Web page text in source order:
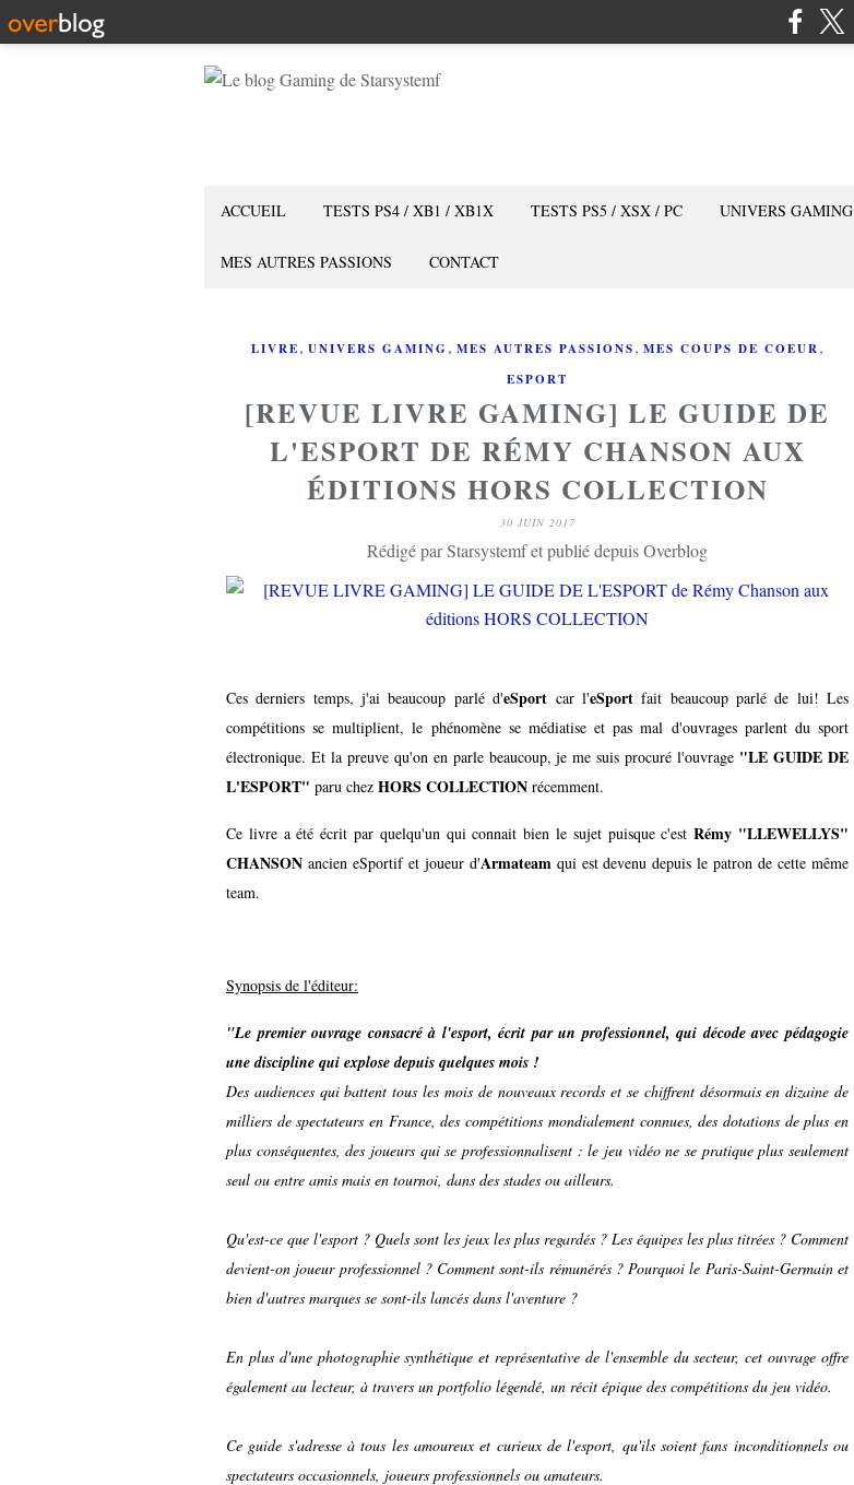
ACCUEIL TESTS PS4 / XB1 / XB1X TESTS PS5 / XSX / PC UNIVERS GAMING
MES AUTRES PASSIONS CONTACT
LIVRE, UNIVERS GAMING , MES AUTRES PASSIONS, MES COUPS DE COEUR,
ESPORT
[REVUE LIVRE GAMING] LE GUIDE DE
L'ESPORT DE RÉMY CHANSON AUX
ÉDITIONS HORS COLLECTION
30 JUIN 2017
Rédigé par Starsystemf et publié depuis Overblog
Ces derniers temps, j'ai beaucoup parlé d'eSport car l'eSportfait beaucoup parlé de lui! Les
compétitions se multiplient, le phénomène se médiatise et pas mal d'ouvrages parlent du sport
électronique. Et la preuve qu'on en parle beaucoup, je me suis procuré l'ouvrage "LE GUIDE DE
L'ESPORT" paru chez HORS COLLECTION récemment.
Ce livre a été écrit par quelqu'un qui connait bien le sujet puisque c'estRémy "LLEWELLYS"
CHANSON ancien eSportif et joueur d'Armateam qui est devenu depuis le patron de cette même
team.
Synopsis de l'éditeur:
"Le premier ouvrage consacré à l'esport, écrit par un professionnel, qui décode avec pédagogie
une discipline qui explose depuis quelques mois !
Des audiences qui battent tous les mois de nouveaux records et se chiffrent désormais en dizaine de
milliers de spectateurs en France, des compétitions mondialement connues, des dotations de plus en
plus conséquentes, des joueurs qui se professionnalisent : le jeu vidéo ne se pratique plus seulement
seul ou entre amis mais en tournoi, dans des stades ou ailleurs.
Qu'est-ce que l'esport ? Quels sont les jeux les plus regardés ? Les équipes les plus titrées ? Comment
devient-on joueur professionnel ? Comment sont-ils rémunérés ? Pourquoi le Paris-Saint-Germain et
bien d'autres marques se sont-ils lancés dans l'aventure ?
En plus d'une photographie synthétique et représentative de l'ensemble du secteur, cet ouvrage offre
également au lecteur, à travers un portfolio légendé, un récit épique des compétitions du jeu vidéo.
Ce guide s'adresse à tous les amoureux et curieux de l'esport, qu'ils soient fans inconditionnels ou
spectateurs occasionnels, joueurs professionnels ou amateurs.